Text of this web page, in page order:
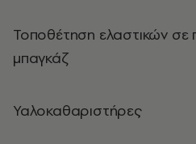
Τοποθέτηση ελαστικών
μπαγκάζ
Υαλοκαθαριστήρες